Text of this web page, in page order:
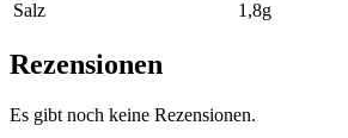
Salz
1,8g
Rezensionen
Es gibt noch keine Rezensionen.